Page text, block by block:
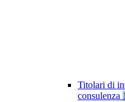
Titolari di
consulenza